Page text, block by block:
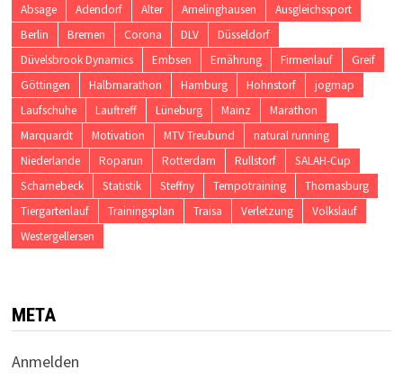
Absage Adendorf Alter Amelinghausen
Ausgleichssport
Berlin
Bremen Corona DLV
Düsseldorf
Düvelsbrook Dynamics
Embsen Ernährung Firmenlauf
Greif
Göttingen
Halbmarathon Hamburg Hohnstorf
jogmap
Laufschuhe
Lauftreff Lüneburg Mainz
Marathon
Marquardt
Motivation MTV Treubund
natural running
Niederlande
Roparun Rotterdam Rullstorf
SALAH-Cup
Scharnebeck
Statistik Steffny Tempotraining
Thomasburg
Tiergartenlauf
Trainingsplan Traisa Verletzung
Volkslauf
Westergellersen
META
Anmelden